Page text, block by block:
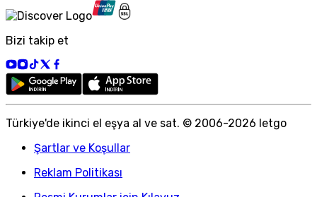
Bizi takip et
Türkiye'de ikinci el eşya al ve sat. © 2006-2026 letgo
Şartlar ve Koşullar
Reklam Politikası